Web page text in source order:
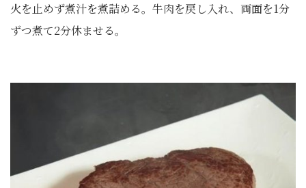
火を止めず煮汁を煮詰める。牛肉を戻し入れ、両面を1分
ずつ煮て2分休ませる。